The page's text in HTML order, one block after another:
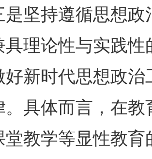
持遵循思想政
具理论性与实践
好新时代思想政
。具体而言，在
堂教学等显性教